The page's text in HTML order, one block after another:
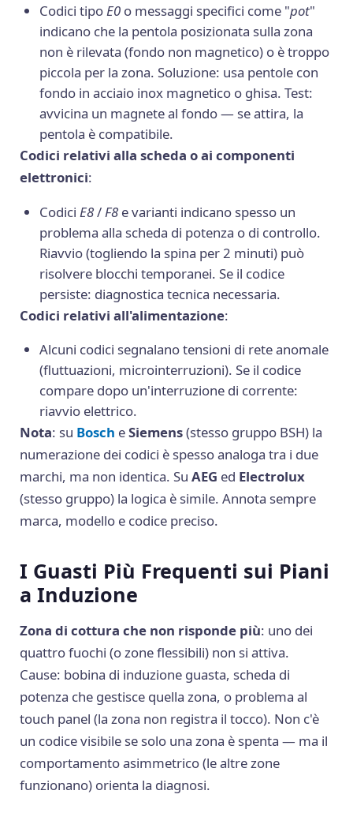
Codici tipoE0 o messaggi specifici come "pot"
indicano che la pentola posizionata sulla zona
non è rilevata (fondo non magnetico) o è troppo
piccola per la zona. Soluzione: usa pentole con
fondo in acciaio inox magnetico o ghisa. Test:
avvicina un magnete al fondo — se attira, la
pentola è compatibile.
Codici relativi alla scheda o ai componenti
elettronici:
Codici E8/ F8 e varianti indicano spesso un
problema alla scheda di potenza o di controllo.
Riavvio (togliendo la spina per 2 minuti) può
risolvere blocchi temporanei. Se il codice
persiste: diagnostica tecnica necessaria.
Codici relativi all'alimentazione:
Alcuni codici segnalano tensioni di rete anomale
(fluttuazioni, microinterruzioni). Se il codice
compare dopo un'interruzione di corrente:
riavvio elettrico.
Nota: su Bosch eSiemens(stesso gruppo BSH) la
numerazione dei codici è spesso analoga tra i due
marchi, ma non identica. SuAEG ed Electrolux
(stesso gruppo) la logica è simile. Annota sempre
marca, modello e codice preciso.
I Guasti Più Frequenti sui Piani
a Induzione
Zona di cottura che non risponde più: uno dei
quattro fuochi (o zone flessibili) non si attiva.
Cause: bobina di induzione guasta, scheda di
potenza che gestisce quella zona, o problema al
touch panel (la zona non registra il tocco). Non c'è
un codice visibile se solo una zona è spenta — ma il
comportamento asimmetrico (le altre zone
funzionano) orienta la diagnosi.